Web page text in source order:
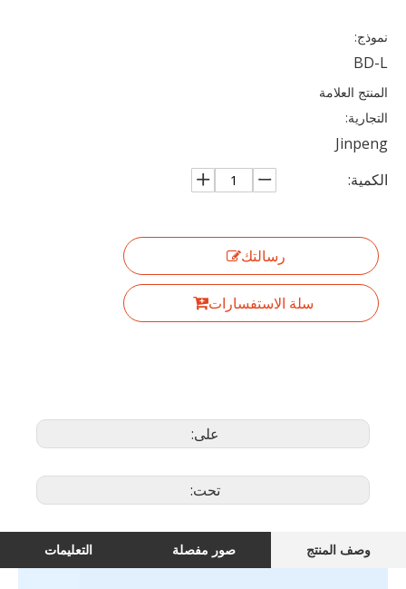
نموذج:
BD-L
المنتج العلامة
التجارية:
Jinpeng
الكمية:
رسالتك
سلة الاستفسارات
على:
تحت:
وصف المنتج صور مفصلة التعليمات